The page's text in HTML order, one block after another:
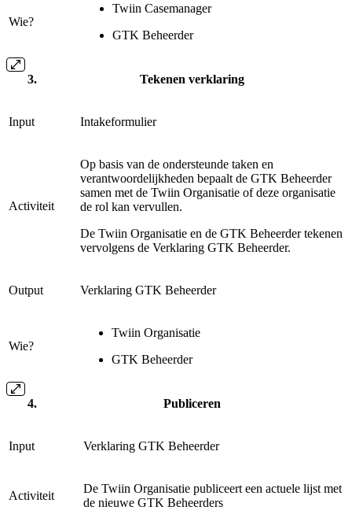
Wie?
Twiin Casemanager
GTK Beheerder
Tekenen verklaring
Input Intakeformulier
Activiteit
Op basis van de ondersteunde taken en
verantwoordelijkheden bepaalt de GTK Beheerder
samen met de Twiin Organisatie of deze organisatie
de rol kan vervullen.
De Twiin Organisatie en de GTK Beheerder tekenen
vervolgens de Verklaring GTK Beheerder.
Output Verklaring GTK Beheerder
Wie?
Twiin Organisatie
GTK Beheerder
Publiceren
Input Verklaring GTK Beheerder
Activiteit
De Twiin Organisatie publiceert een actuele lijst met
de nieuwe GTK Beheerders